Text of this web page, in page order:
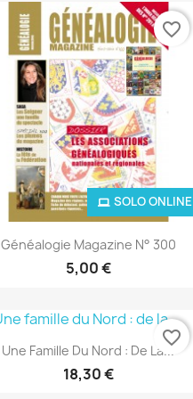
Anteprima
Généalogie Magazine N° 300
5,00 €
SOLO ONLINE
favorite_border
Anteprima
Une Famille Du Nord : De La...
18,30 €
favorite_border